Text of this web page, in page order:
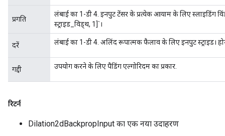
प्रगति
लंबाई का 1-डी 4. इनपुट टेंसर के प्रत्येक आयाम के लिए स्लाइडिंग विंडो
स्ट्राइड_विड्थ, 1]`।
दरें लंबाई का 1-डी 4. अलिंद रूपात्मक फैलाव के लिए इनपुट स्ट्राइड।
गद्दी उपयोग करने के लिए पैडिंग एल्गोरिदम का प्रकार.
रिटर्न
Dilation2dBackpropInput का एक नया उदाहरण